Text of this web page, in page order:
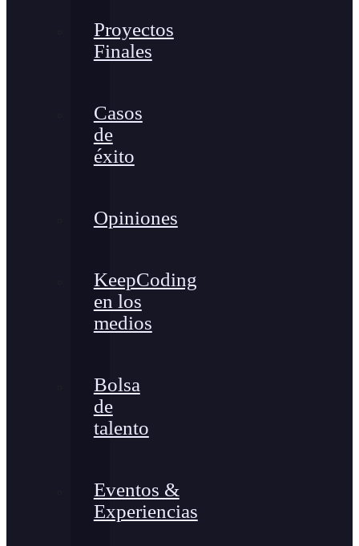
Proyectos
Finales
Casos
de
éxito
Opiniones
KeepCoding
en los
medios
Bolsa
de
talento
Eventos &
Experiencias